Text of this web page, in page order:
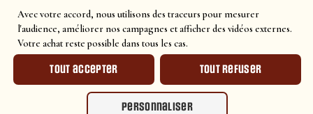
Avec votre accord, nous utilisons des traceurs pour mesurer
l'audience, améliorer nos campagnes et afficher des vidéos externes.
Votre achat reste possible dans tous les cas.
Tout accepter Tout refuser
Personnaliser